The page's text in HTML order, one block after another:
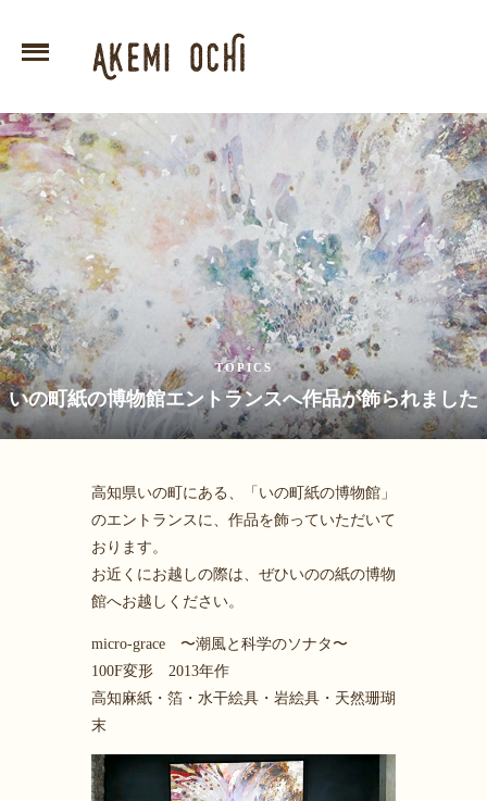
TOPICS
いの町紙の博物館エントランスへ作品が飾られました
高知県いの町にある、「いの町紙の博物館」
のエントランスに、作品を飾っていただいて
おります。
お近くにお越しの際は、ぜひいのの紙の博物
館へお越しください。
micro-grace 〜潮風と科学のソナタ〜
100F変形 2013年作
高知麻紙・箔・水干絵具・岩絵具・天然珊瑚
末